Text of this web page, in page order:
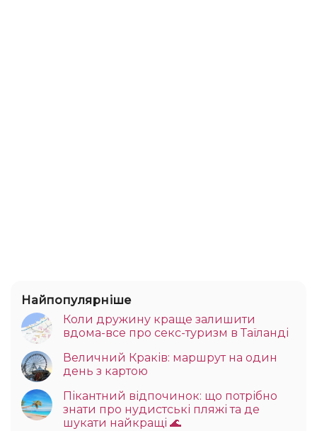
Найпопулярніше
Коли дружину краще залишити
вдома-все про секс-туризм в Таїланді
Величний Краків: маршрут на один
день з картою
Пікантний відпочинок: що потрібно
знати про нудистські пляжі та де
шукати найкращі 🌊